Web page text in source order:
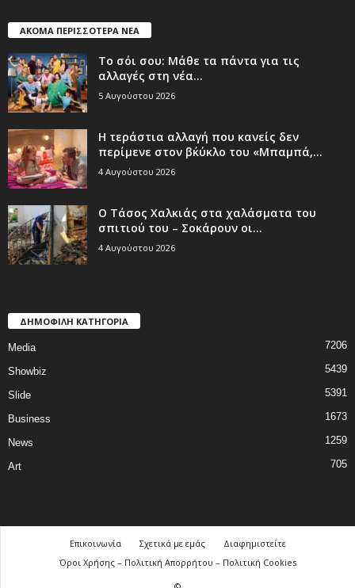
ΑΚΟΜΑ ΠΕΡΙΣΣΟΤΕΡΑ ΝΕΑ
Το σόι σου: Μάθε τα πάντα για τις
αλλαγές στη νέα...
5 Αυγούστου 2026
Η τεράστια αλλαγή που κανείς δεν
περίμενε στον β΄κύκλο του «Μπαμπά,...
4 Αυγούστου 2026
Ο Τάσος Χαλκιάς στα χαλάσματα του
σπιτιού του – Σοκάρουν οι...
4 Αυγούστου 2026
ΔΗΜΟΦΙΛΗ ΚΑΤΗΓΟΡΙΑ
Media 7206
Showbiz 5439
Slide 5391
Business 1673
News 1259
Art 705
Επικοινωνία Σχετικά με εμάς
Διαφημιστείτε
Όροι Χρήσης – Πολιτική Απορρήτου – Πολιτική Cookies